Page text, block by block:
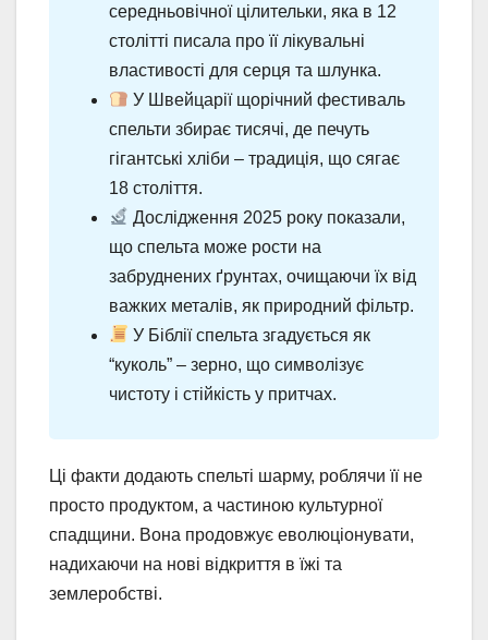
середньовічної цілительки, яка в 12
столітті писала про її лікувальні
властивості для серця та шлунка.
У Швейцарії щорічний фестиваль
спельти збирає тисячі, де печуть
гігантські хліби – традиція, що сягає
18 століття.
Дослідження 2025 року показали,
що спельта може рости на
забруднених ґрунтах, очищаючи їх від
важких металів, як природний фільтр.
У Біблії спельта згадується як
“куколь” – зерно, що символізує
чистоту і стійкість у притчах.
Ці факти додають спельті шарму, роблячи її не
просто продуктом, а частиною культурної
спадщини. Вона продовжує еволюціонувати,
надихаючи на нові відкриття в їжі та
землеробстві.